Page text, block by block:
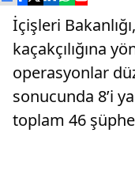
İçişleri
kaçakçılığına
operasyonlar
sonucunda 8’i
toplam 46